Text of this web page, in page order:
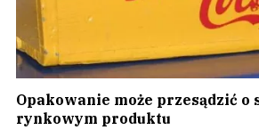
Opakowanie może przesądzić o
rynkowym produktu